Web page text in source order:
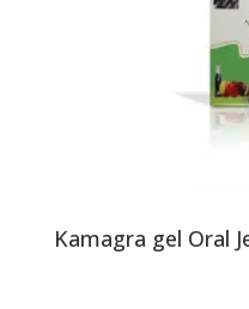
Kamagra gel Oral